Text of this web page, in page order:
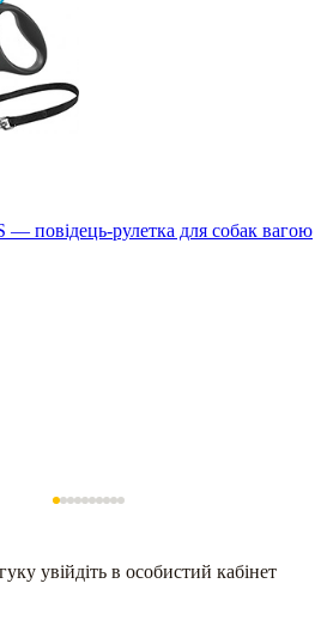
— повідець-рулетка для собак вагою
увійдіть в особистий кабінет